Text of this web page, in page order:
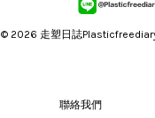
© 2026 走塑日誌
聯絡我們